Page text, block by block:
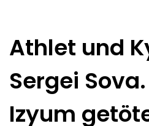
Athlet und
Sergei
Izyum